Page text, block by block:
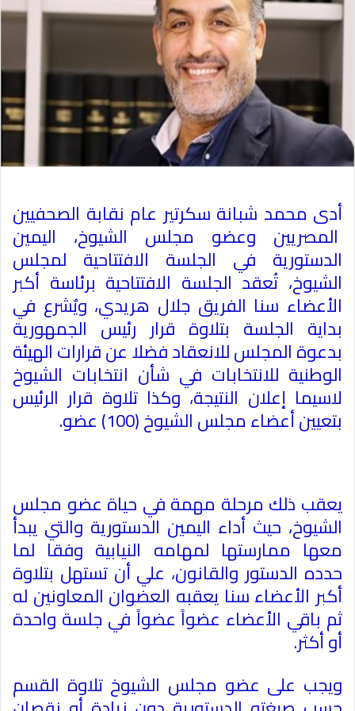
أدى محمد شبانة سكرتير عام نقابة الصحفيين
المصريين وعضو مجلس الشيوخ، اليمين
الدستورية في الجلسة الافتتاحية لمجلس
الشيوخ، تُعقد الجلسة الافتتاحية برئاسة أكبر
الأعضاء سنا الفريق جلال هريدي، ويٌشرع في
بداية الجلسة بتلاوة قرار رئيس الجمهورية
بدعوة المجلس للانعقاد فضلا عن قرارات الهيئة
الوطنية للانتخابات في شأن انتخابات الشيوخ
لاسيما إعلان النتيجة، وكذا تلاوة قرار الرئيس
بتعيين أعضاء مجلس الشيوخ (100) عضو .
يعقب ذلك مرحلة مهمة في حياة عضو مجلس
الشيوخ، حيث أداء اليمين الدستورية والتي يبدأ
معها ممارستها لمهامه النيابية وفقا لما
حدده الدستور والقانون، علي أن تستهل بتلاوة
أكبر الأعضاء سنا يعقبه العضوان المعاونين له
ثم باقي الأعضاء عضواً عضواً في جلسة واحدة
أو أكثر.
ويجب على عضو مجلس الشيوخ تلاوة القسم